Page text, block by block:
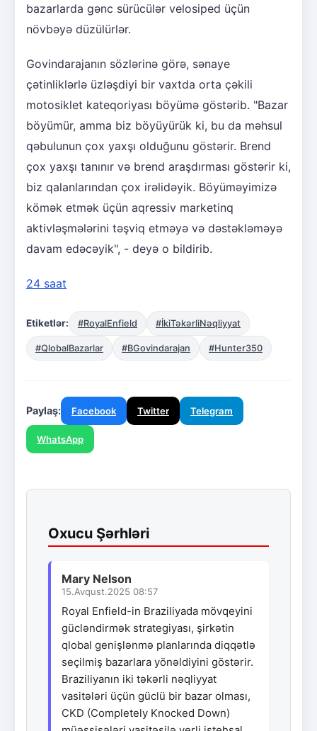
bazarlarda gənc sürücülər velosiped üçün
növbəyə düzülürlər.
Govindarajanın sözlərinə görə, sənaye
çətinliklərlə üzləşdiyi bir vaxtda orta çəkili
motosiklet kateqoriyası böyümə göstərib. "Bazar
böyümür, amma biz böyüyürük ki, bu da məhsul
qəbulunun çox yaxşı olduğunu göstərir. Brend
çox yaxşı tanınır və brend araşdırması göstərir ki,
biz qalanlarından çox irəlidəyik. Böyüməyimizə
kömək etmək üçün aqressiv marketinq
aktivləşmələrini təşviq etməyə və dəstəkləməyə
davam edəcəyik", - deyə o bildirib.
24 saat
Etiketlər: #RoyalEnfield #İkiTəkərliNəqliyyat
#QlobalBazarlar #BGovindarajan #Hunter350
Paylaş: Facebook Twitter Telegram
WhatsApp
Oxucu Şərhləri
Mary Nelson
15.Avqust.2025 08:57
Royal Enfield-in Braziliyada mövqeyini
gücləndirmək strategiyası, şirkətin
qlobal genişlənmə planlarında diqqətlə
seçilmiş bazarlara yönəldiyini göstərir.
Braziliyanın iki təkərli nəqliyyat
vasitələri üçün güclü bir bazar olması,
CKD (Completely Knocked Down)